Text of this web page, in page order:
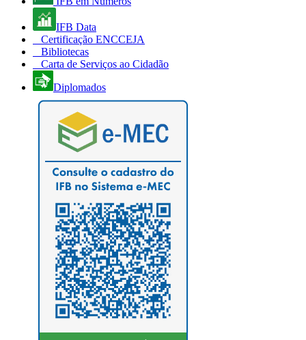
IFB Data
Certificação ENCCEJA
Bibliotecas
Carta de Serviços ao Cidadão
Diplomados